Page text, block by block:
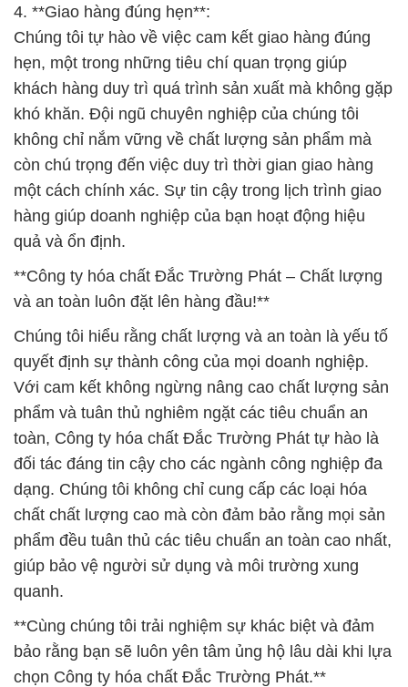
4. **Giao hàng đúng hẹn**:
Chúng tôi tự hào về việc cam kết giao hàng đúng
hẹn, một trong những tiêu chí quan trọng giúp
khách hàng duy trì quá trình sản xuất mà không gặp
khó khăn. Đội ngũ chuyên nghiệp của chúng tôi
không chỉ nắm vững về chất lượng sản phẩm mà
còn chú trọng đến việc duy trì thời gian giao hàng
một cách chính xác. Sự tin cậy trong lịch trình giao
hàng giúp doanh nghiệp của bạn hoạt động hiệu
quả và ổn định.
**Công ty hóa chất Đắc Trường Phát – Chất lượng
và an toàn luôn đặt lên hàng đầu!**
Chúng tôi hiểu rằng chất lượng và an toàn là yếu tố
quyết định sự thành công của mọi doanh nghiệp.
Với cam kết không ngừng nâng cao chất lượng sản
phẩm và tuân thủ nghiêm ngặt các tiêu chuẩn an
toàn, Công ty hóa chất Đắc Trường Phát tự hào là
đối tác đáng tin cậy cho các ngành công nghiệp đa
dạng. Chúng tôi không chỉ cung cấp các loại hóa
chất chất lượng cao mà còn đảm bảo rằng mọi sản
phẩm đều tuân thủ các tiêu chuẩn an toàn cao nhất,
giúp bảo vệ người sử dụng và môi trường xung
quanh.
**Cùng chúng tôi trải nghiệm sự khác biệt và đảm
bảo rằng bạn sẽ luôn yên tâm ủng hộ lâu dài khi lựa
chọn Công ty hóa chất Đắc Trường Phát.**